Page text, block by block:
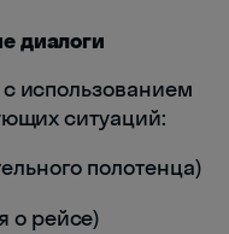
диалоги
с использованием
ситуаций:
полотенца)
о рейсе)